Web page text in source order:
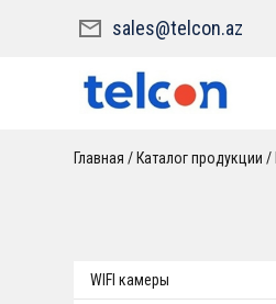
sales@telcon.az
Главная Каталог продукции
WIFI камеры